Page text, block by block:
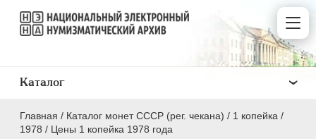
Главная / Каталог монет СССР (рег. чекана) / 1 копейка /
1978 / Цены 1 копейка 1978 года
Каталог